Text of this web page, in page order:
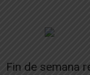
Fin de semana